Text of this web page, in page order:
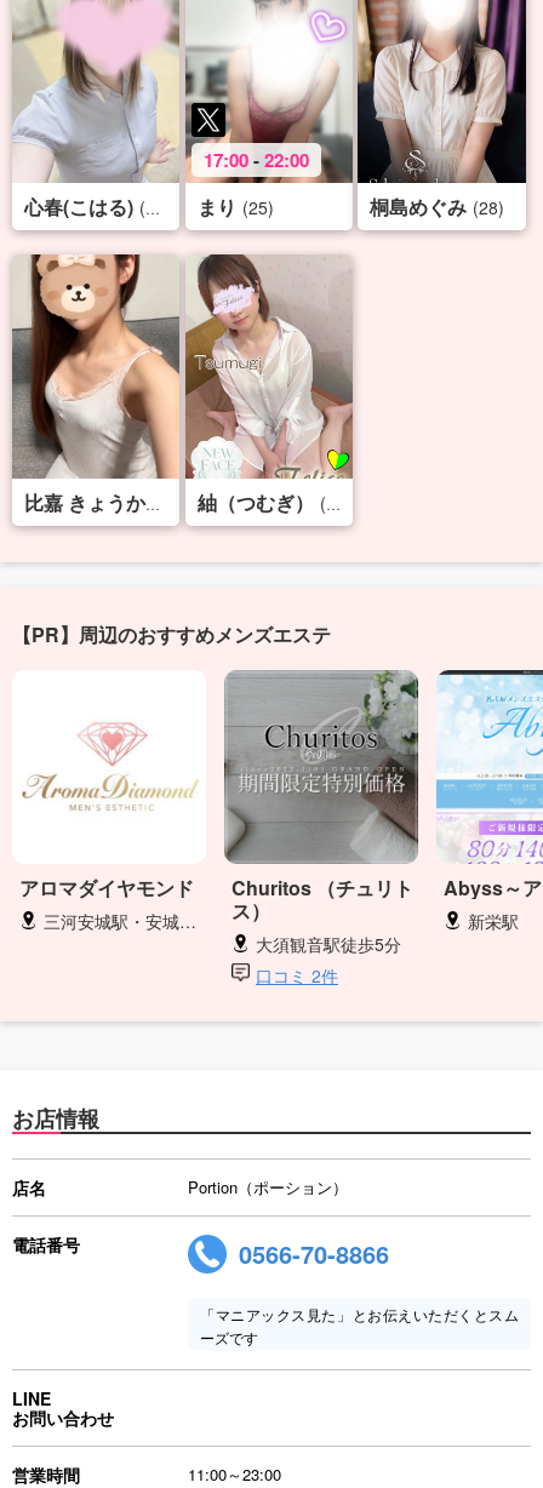
心春(こはる) (24)
17:00-22:00
まり (25) 桐島めぐみ (28)
比嘉 きょうか(34) 紬（つむぎ） (23)
【PR】周辺のおすすめメンズエステ
アロマダイヤモンド
三河安城駅・安城駅・新安城駅
Churitos （チュリト
ス）
大須観音駅徒歩5分
口コミ 2件
Abyss～
新栄駅
お店情報
店名 Portion（ポーション）
電話番号 0566-70-8866
「マニアックス見た」とお伝えいただくとスム
ーズです
LINE
お問い合わせ
営業時間 11:00～23:00